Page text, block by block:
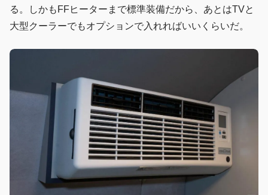
る。しかもFFヒーターまで標準装備だから、あとはTVと
大型クーラーでもオプションで入れればいいくらいだ。